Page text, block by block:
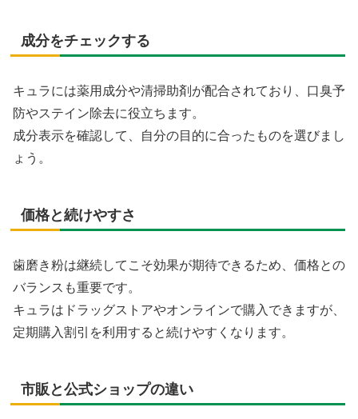
成分をチェックする
キュラには薬用成分や清掃助剤が配合されており、口臭予
防やステイン除去に役立ちます。
成分表示を確認して、自分の目的に合ったものを選びまし
ょう。
価格と続けやすさ
歯磨き粉は継続してこそ効果が期待できるため、価格との
バランスも重要です。
キュラはドラッグストアやオンラインで購入できますが、
定期購入割引を利用すると続けやすくなります。
市販と公式ショップの違い